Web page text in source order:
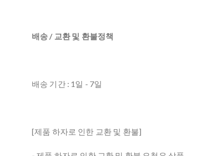
배송 / 교환 및 환불정책
배송 기간 : 1일 - 7일
[제품 하자로 인한 교환 및 환불]